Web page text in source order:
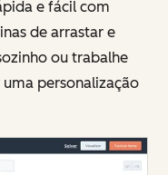
e fácil com
de arrastar e
ou trabalhe
personalização